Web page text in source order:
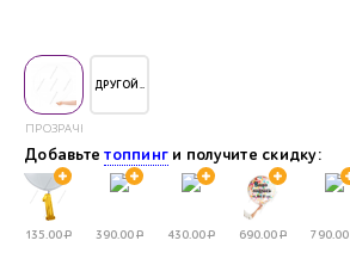
ПРОЗРАЧНЫЙ
ДРУГОЙ..
Добавьтетоппинг и получите скидку:
135.00Р 390.00Р 430.00Р 690.00Р 790.00